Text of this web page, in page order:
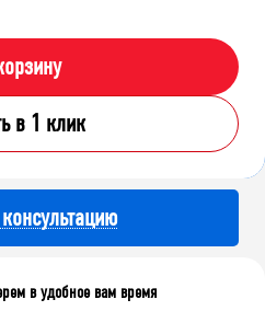
в 1 клик
в удобное вам время